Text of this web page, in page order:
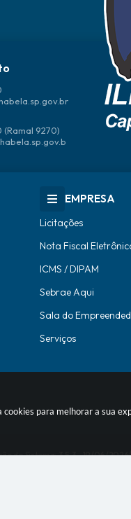
para melhorar a sua
(Ramal 9270)
EMPRESA
Licitações
Nota Fiscal
ICMS / DIPAM
Sebrae Aqui
Sala do
Serviços
do Sistema:3.5.3 - 19/06/2026